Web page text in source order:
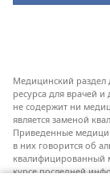
Медицинский раздел
ресурса для врачей
не содержит ни
является заменой
Приведенные
в них говорится об
квалифицированный
курсе последней